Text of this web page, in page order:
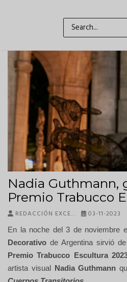
Nadia Guthmann,
Premio Trabucco
REDACCIÓN EXCE… 03-11-2023
En la noche del 3 de noviembre
Decorativo de Argentina sirvió
Premio Trabucco Escultura
artista visual
Nadia Guthmann